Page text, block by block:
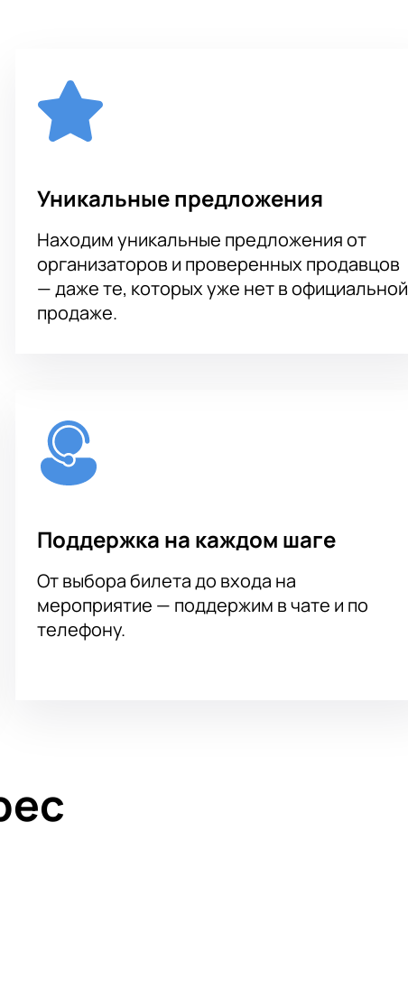
предлагают вам организаторы мероприятия!
Уникальные предложения
Находим уникальные предложения от
организаторов и проверенных продавцов
— даже те, которых уже нет в официальной
продаже.
Поддержка на каждом шаге
От выбора билета до входа на
мероприятие — поддержим в чате и по
телефону.